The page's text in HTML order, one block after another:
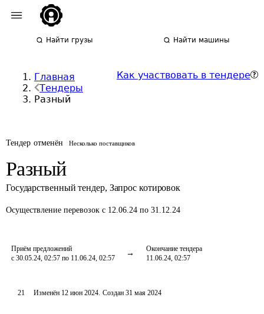
Найти грузы Найти машины
Главная
Тендеры
Разный
Как участвовать в тендере
Тендер отменён Несколько поставщиков
Разный
Государственный тендер, Запрос котировок
Осуществление перевозок с 12.06.24 по 31.12.24
Приём предложений
с 30.05.24, 02:57 по 11.06.24, 02:57
Окончание тендера
11.06.24, 02:57
21 Изменён 12 июн 2024. Создан 31 мая 2024